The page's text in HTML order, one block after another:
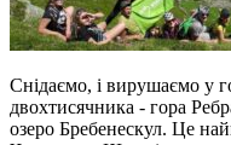
Снідаємо, і вирушаємо у
двохтисячника - гора
озеро Бребенескул. Це